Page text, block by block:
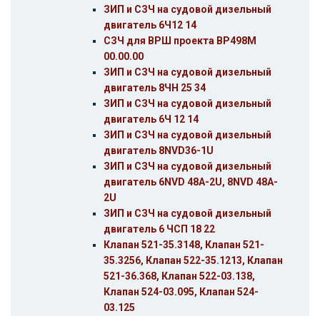
ЗИП и СЗЧ на судовой дизельный
двигатель 6Ч12 14
СЗЧ для ВРШ проекта ВР498М
00.00.00
ЗИП и СЗЧ на судовой дизельный
двигатель 8ЧН 25 34
ЗИП и СЗЧ на судовой дизельный
двигатель 6Ч 12 14
ЗИП и СЗЧ на судовой дизельный
двигатель 8NVD36-1U
ЗИП и СЗЧ на судовой дизельный
двигатель 6NVD 48A-2U, 8NVD 48A-
2U
ЗИП и СЗЧ на судовой дизельный
двигатель 6 ЧСП 18 22
Клапан 521-35.3148, Клапан 521-
35.3256, Клапан 522-35.1213, Клапан
521-36.368, Клапан 522-03.138,
Клапан 524-03.095, Клапан 524-
03.125